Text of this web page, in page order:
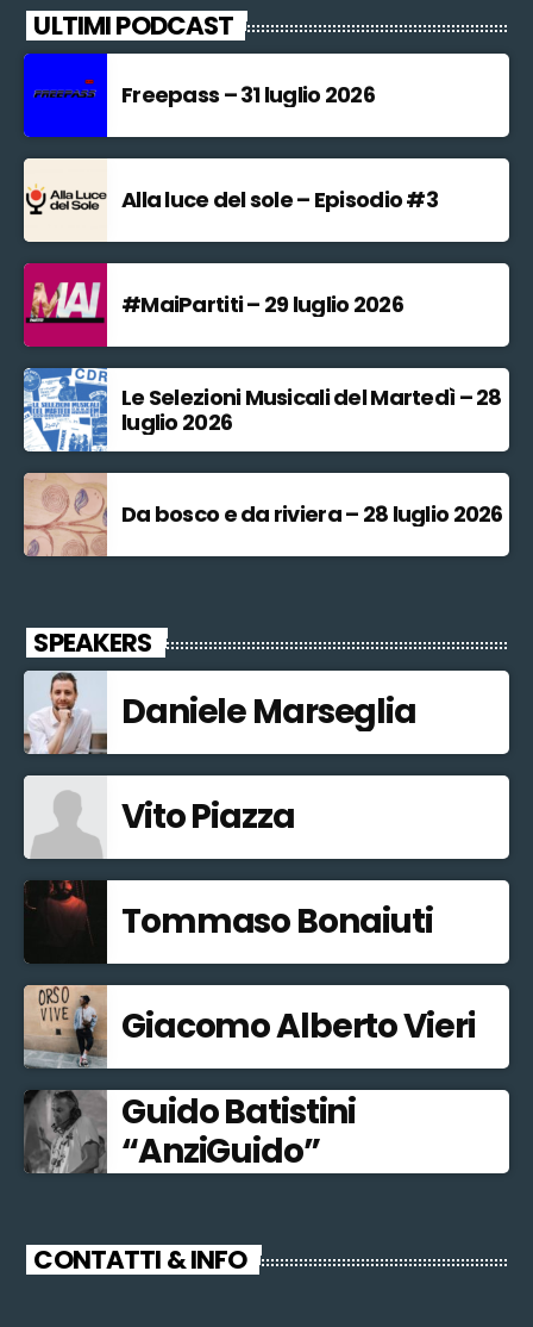
ULTIMI PODCAST
Freepass – 31 luglio 2026
Alla luce del sole – Episodio #3
#MaiPartiti – 29 luglio 2026
Le Selezioni Musicali del Martedì – 28
luglio 2026
Da bosco e da riviera – 28 luglio 2026
SPEAKERS
Daniele Marseglia
Vito Piazza
Tommaso Bonaiuti
Giacomo Alberto Vieri
Guido Batistini
“AnziGuido”
CONTATTI & INFO